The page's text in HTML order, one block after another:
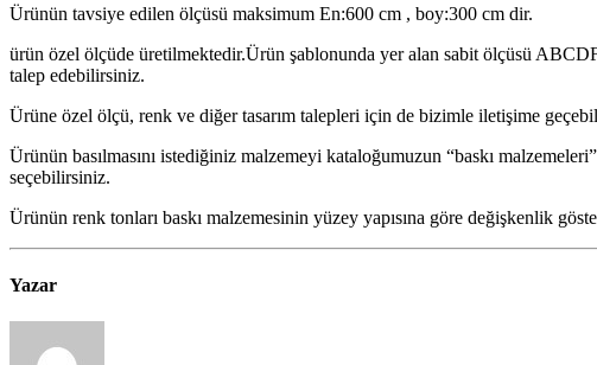
Ürünün tavsiye edilen ölçüsü maksimum En:600 cm , boy:300 cm dir.
ürün özel ölçüde üretilmektedir.Ürün şablonunda yer alan sabit ölçüsü ABCDF
talep edebilirsiniz.
Ürüne özel ölçü, renk ve diğer tasarım talepleri için de bizimle iletişime
Ürünün basılmasını istediğiniz malzemeyi kataloğumuzun “baskı
seçebilirsiniz.
Ürünün renk tonları baskı malzemesinin yüzey yapısına göre değişkenlik
Yazar